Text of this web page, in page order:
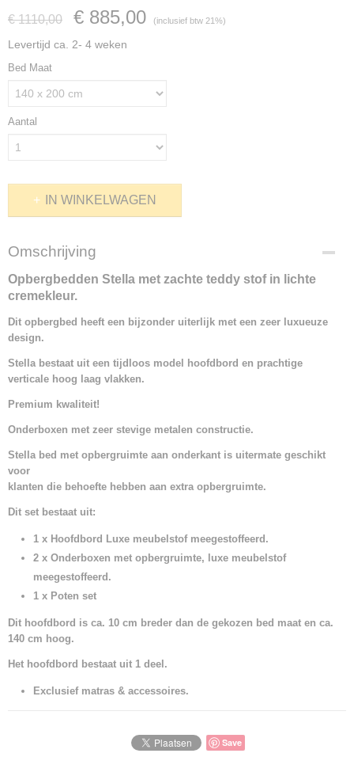
€ 1110,00 € 885,00 (inclusief btw 21%)
Levertijd ca. 2- 4 weken
Bed Maat
Aantal
IN WINKELWAGEN
Omschrijving
Opbergbedden Stella met zachte teddy stof in lichte
cremekleur.
Dit opbergbed heeft een bijzonder uiterlijk met een zeer luxueuze
design.
Stella bestaat uit een tijdloos model hoofdbord en prachtige
verticale hoog laag vlakken.
Premium kwaliteit!
Onderboxen met zeer stevige metalen constructie.
Stella bed met opbergruimte aan onderkant is uitermate geschikt
voor
klanten die behoefte hebben aan extra opbergruimte.
Dit set bestaat uit:
1 x Hoofdbord Luxe meubelstof meegestoffeerd.
2 x Onderboxen met opbergruimte, luxe meubelstof
meegestoffeerd.
1 x Poten set
Dit hoofdbord is ca. 10 cm breder dan de gekozen bed maat en ca.
140 cm hoog.
Het hoofdbord bestaat uit 1 deel.
Exclusief matras & accessoires.
Save